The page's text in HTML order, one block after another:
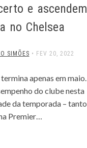
e ascendem
no Chelsea
SIMÕES • FEV 20, 2022
apenas em maio.
do clube nesta
da temporada – tanto
Premier…